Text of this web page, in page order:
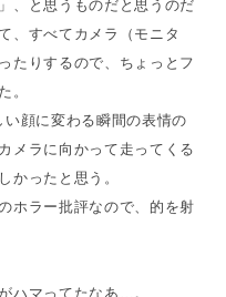
、と思うものだと思うのだ
、すべてカメラ（モニタ
たりするので、ちょっとフ
。
顔に変わる瞬間の表情の
メラに向かって走ってくる
かったと思う。
ホラー批評なので、的を射
ハマってたなあ…。